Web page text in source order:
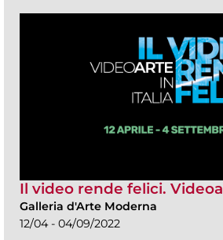
Il video rende felici.
Galleria d'Arte Moderna
12/04 - 04/09/2022